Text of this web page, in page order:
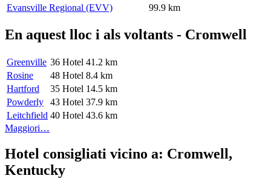
Evansville Regional (EVV)
99.9 km
En aquest lloc i als voltants - Cromwell
Greenville 36 Hotel 41.2 km
Rosine
48 Hotel 8.4 km
Hartford
35 Hotel 14.5 km
Powderly
43 Hotel 37.9 km
Leitchfield 40 Hotel 43.6 km
Maggiori…
Hotel consigliati vicino a: Cromwell,
Kentucky